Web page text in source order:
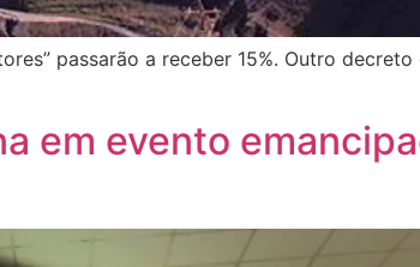
passarão a receber 15%. Outro
em evento